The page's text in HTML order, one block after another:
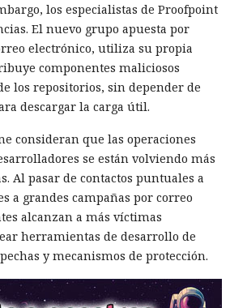
los especialistas de Proofpoint
El nuevo grupo apuesta por
electrónico, utiliza su propia
componentes maliciosos
los repositorios, sin depender de
descargar la carga útil.
consideran que las operaciones
se están volviendo más
Al pasar de contactos puntuales a
a grandes campañas por correo
alcanzan a más víctimas
herramientas de desarrollo de
y mecanismos de protección.